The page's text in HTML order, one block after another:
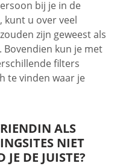
bij je in de
kunt u over veel
zijn geweest als
kun je met
filters
te vinden waar je
ALS
NIET
DE JUISTE?